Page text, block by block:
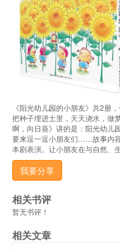
《阳光幼儿园的小朋友》共2册
把种子埋进土里，天天浇水，
啊，向日葵》讲的是：阳光幼儿
要来逗一逗小朋友们……故事内
本剧表演。让小朋友在与自然、
我要分享
相关书评
暂无书评！
相关文章